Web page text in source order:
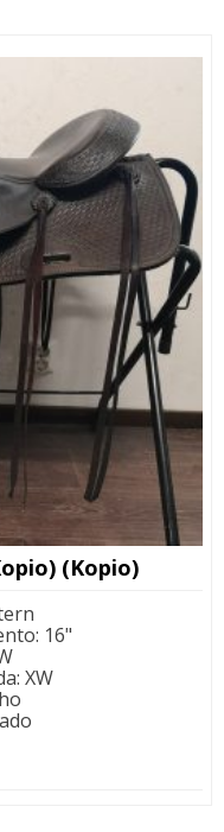
(Kopio)
: 16"
: XW